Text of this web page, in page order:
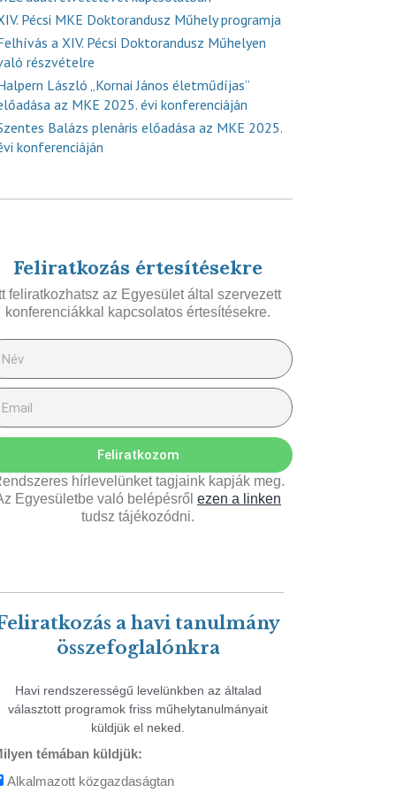
Pécsi MKE Doktorandusz Műhely programja
a XIV. Pécsi Doktorandusz Műhelyen
részvételre
László „Kornai János életműdíjas”
az MKE 2025. évi konferenciáján
Balázs plenáris előadása az MKE 2025.
konferenciáján
Feliratkozás értesítésekre
feliratkozhatsz az Egyesület által szervezett
konferenciákkal kapcsolatos értesítésekre.
Feliratkozom
hírlevelünket tagjaink kapják meg.
Egyesületbe való belépésről ezen a linken
tudsz tájékozódni.
a havi tanulmány
összefoglalónkra
Havi rendszerességű levelünkben az általad
választott programok friss műhelytanulmányait
küldjük el neked.
témában küldjük:
Alkalmazott közgazdaságtan